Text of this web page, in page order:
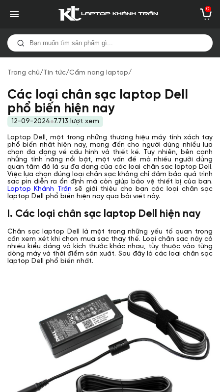
0
Trang chủ/Tin tức/Cẩm nang laptop/
Các loại chân sạc laptop Dell
phổ biến hiện nay
12-09-2024 7.713 lượt xem
Laptop Dell, một trong những thương hiệu máy tính xách tay
phổ biến nhất hiện nay, mang đến cho người dùng nhiều lựa
chọn đa dạng về cấu hình và thiết kế. Tuy nhiên, bên cạnh
những tính năng nổi bật, một vấn đề mà nhiều người dùng
quan tâm đó là sự đa dạng của các loại chân sạc laptop Dell.
Việc lựa chọn đúng loại chân sạc không chỉ đảm bảo quá trình
sạc pin diễn ra ổn định mà còn giúp bảo vệ thiết bị của bạn.
Laptop Khánh Trần sẽ giới thiệu cho bạn các loại chân sạc
laptop Dell phổ biến hiện nay qua bài viết này.
I. Các loại chân sạc laptop Dell hiện nay
Chân sạc laptop Dell là một trong những yếu tố quan trọng
cần xem xét khi chọn mua sạc thay thế. Loại chân sạc này có
nhiều kiểu dáng và kích thước khác nhau, tùy thuộc vào từng
dòng máy và thời điểm sản xuất. Sau đây là các loại chân sạc
laptop Dell phổ biến nhất.